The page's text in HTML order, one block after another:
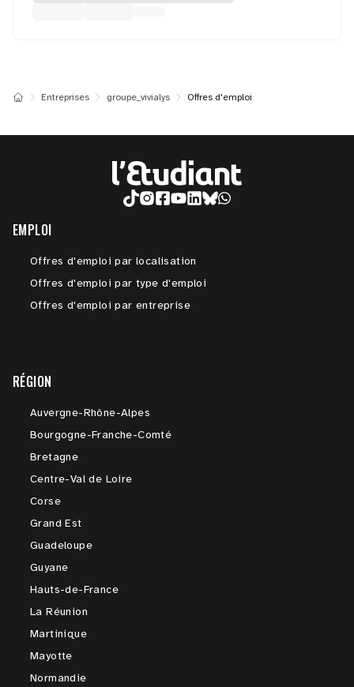
Entreprises groupe_vivialys Offres d'emploi
EMPLOI
Offres d'emploi par localisation
Offres d'emploi par type d'emploi
Offres d'emploi par entreprise
RÉGION
Auvergne-Rhône-Alpes
Bourgogne-Franche-Comté
Bretagne
Centre-Val de Loire
Corse
Grand Est
Guadeloupe
Guyane
Hauts-de-France
La Réunion
Martinique
Mayotte
Normandie